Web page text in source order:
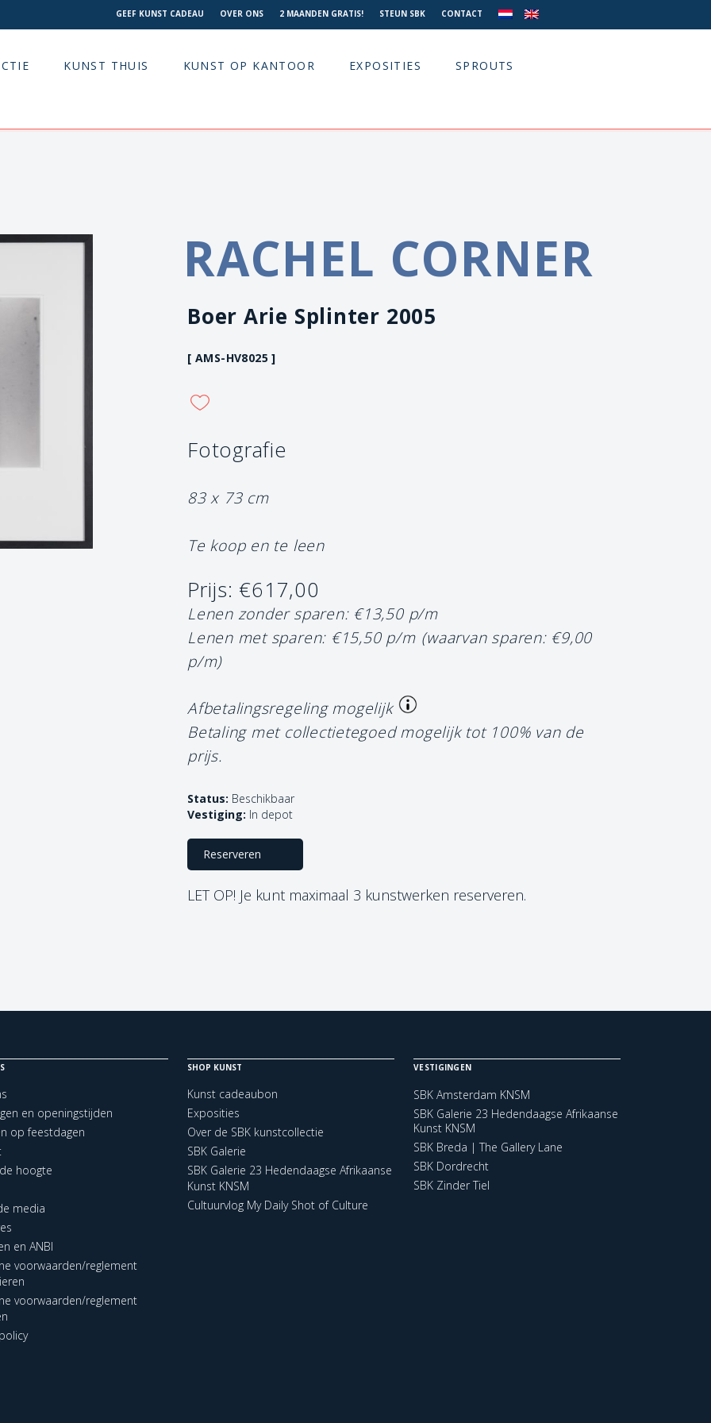
GEEF KUNST CADEAU OVER ONS 2 MAANDEN GRATIS! STEUN SBK CONTACT
KUNST THUIS KUNST OP KANTOOR EXPOSITIES SPROUTS
RACHEL CORNER
Boer Arie Splinter 2005
[ AMS-HV8025 ]
Fotografie
83 x 73 cm
Te koop en te leen
Prijs: €617,00
Lenen zonder sparen: €13,50 p/m
Lenen met sparen: €15,50 p/m (waarvan sparen: €9,00
p/m)
Afbetalingsregeling mogelijk
Betaling met collectietegoed mogelijk tot 100% van de
prijs.
Status: Beschikbaar
Vestiging: In depot
Reserveren
LET OP! Je kunt maximaal 3 kunstwerken reserveren.
en openingstijden
op feestdagen
hoogte
media
en ANBI
voorwaarden/reglement
voorwaarden/reglement
SHOP KUNST
Kunst cadeaubon
Exposities
Over de SBK kunstcollectie
SBK Galerie
SBK Galerie 23 Hedendaagse Afrikaanse
Kunst KNSM
Cultuurvlog My Daily Shot of Culture
VESTIGINGEN
SBK Amsterdam KNSM
SBK Galerie 23 Hedendaagse Afrikaanse
Kunst KNSM
SBK Breda | The Gallery Lane
SBK Dordrecht
SBK Zinder Tiel